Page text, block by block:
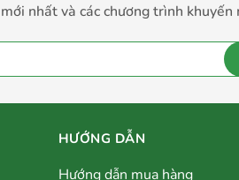
nhất và các chương trình khuyến
HƯỚNG DẪN
Hướng dẫn mua hàng